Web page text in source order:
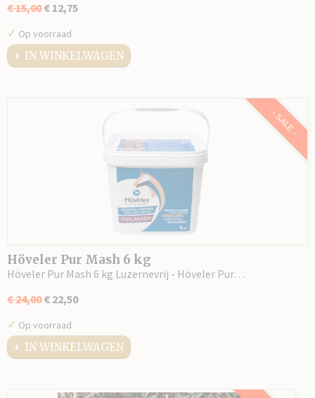
€ 15,00 € 12,75
✓ Op voorraad
IN WINKELWAGEN
- SALE -
Höveler Pur Mash 6 kg
Höveler Pur Mash 6 kg Luzernevrij - Höveler Pur…
€ 24,00 € 22,50
✓ Op voorraad
IN WINKELWAGEN